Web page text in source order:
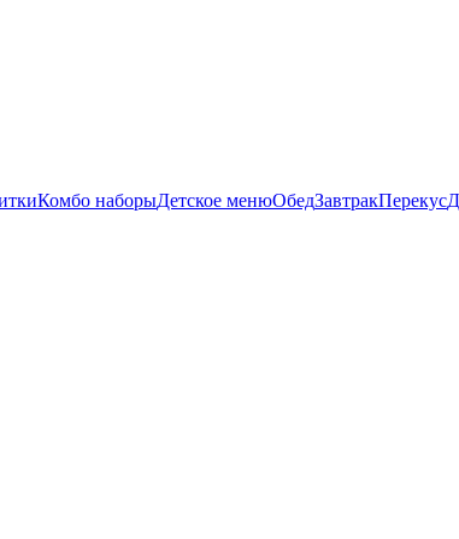
Комбо наборыДетское менюОбедЗавтракПерекус